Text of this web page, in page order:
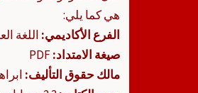
هي كما يلي:
الفرع الأكاديمي: اللغة
صيغة الامتداد:
مالك حقوق التأليف: